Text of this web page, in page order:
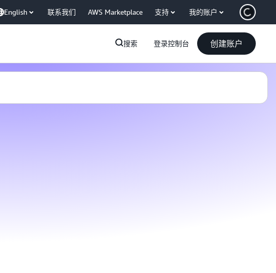
English 联系我们 AWS Marketplace 支持 我的账户
搜索 登录控制台 创建账户